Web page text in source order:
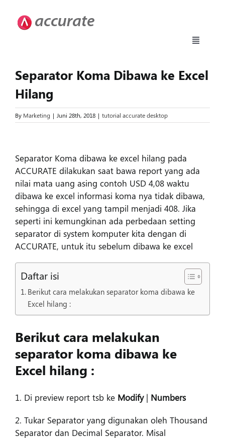
content
Toggle
Fitur
Harga
Upgrade
Separator Koma Dibawa ke Excel
Hilang
By Marketing | Juni 28th, 2018 | tutorial accurate desktop
Larger
Image
Separator Koma dibawa ke excel hilang pada
ACCURATE dilakukan saat bawa report yang ada
nilai mata uang asing contoh USD 4,08 waktu
dibawa ke excel informasi koma nya tidak dibawa,
sehingga di excel yang tampil menjadi 408. Jika
seperti ini kemungkinan ada perbedaan setting
separator di system komputer kita dengan di
ACCURATE, untuk itu sebelum dibawa ke excel
Daftar isi
Berikut cara melakukan separator koma dibawa ke
Excel hilang :
Berikut cara melakukan
separator koma dibawa ke
Excel hilang :
1. Di preview report tsb ke Modify| Numbers
2. Tukar Separator yang digunakan oleh Thousand
Separator dan Decimal Separator. Misal